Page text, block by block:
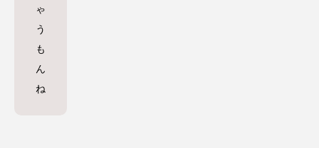
ゃ
う
も
ん
ね